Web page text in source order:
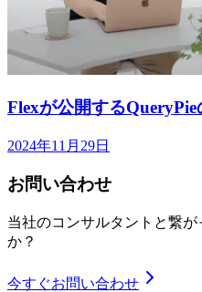
Flexが公開するQueryPie
2024年11月29日
お問い合わせ
当社のコンサルタントと繋
か？
今すぐお問い合わせ